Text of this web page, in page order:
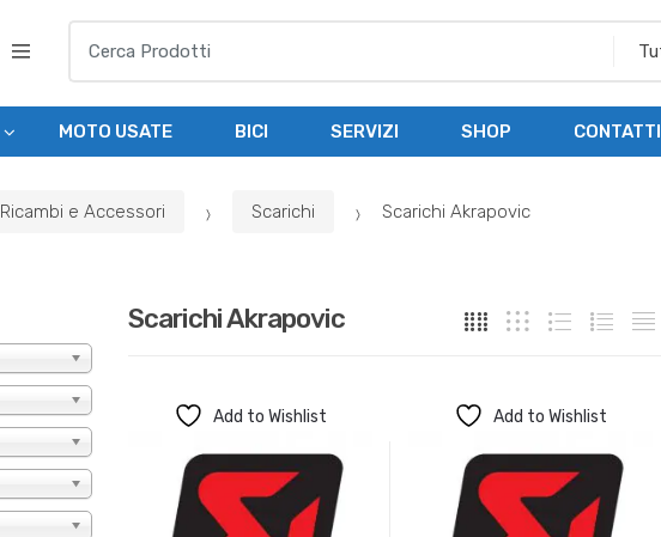
for:
MOTO USATE BICI SERVIZI SHOP CONTATTI
Ricambi e Accessori Scarichi Scarichi Akrapovic
Scarichi Akrapovic
Add to Wishlist Add to Wishlist